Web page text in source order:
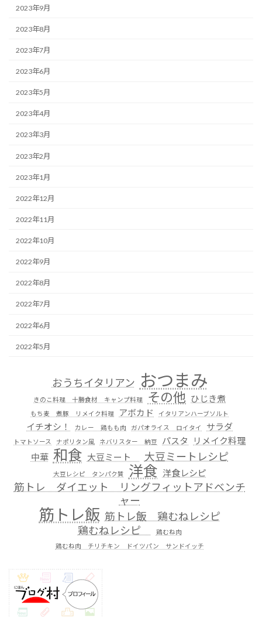
2023年9月
2023年8月
2023年7月
2023年6月
2023年5月
2023年4月
2023年3月
2023年2月
2023年1月
2022年12月
2022年11月
2022年10月
2022年9月
2022年8月
2022年7月
2022年6月
2022年5月
おうちイタリアン おつまみ
きのこ料理 十勝食材 キャンプ料理 その他 ひじき煮
もち麦 煮豚 リメイク料理 アボカド イタリアンハーブソルト
イチオシ！ カレー 鶏もも肉 ガパオライス ロイタイ サラダ
トマトソース ナポリタン風 ネバリスター 納豆 パスタ
リメイク料理
中華 和食 大豆ミート 大豆ミートレシピ
大豆レシピ タンパク質 洋食 洋食レシピ
筋トレ ダイエット リングフィットアドベンチ
ャー
筋トレ飯 筋トレ飯 鶏むねレシピ
鶏むねレシピ
鶏むね肉
鶏むね肉 チリチキン ドイツパン サンドイッチ